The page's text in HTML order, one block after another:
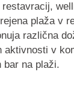
plaža v
različna
aktivnosti v
bar na plaži.